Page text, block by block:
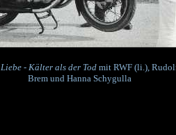
Liebe - Kälter als der Todmit RWF (li.),
Brem und Hanna Schygulla